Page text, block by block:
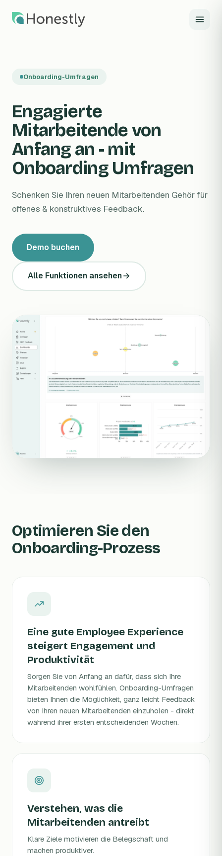
Onboarding-Umfragen
Engagierte
Mitarbeitende von
Anfang an - mit
Onboarding Umfragen
Schenken Sie Ihren neuen Mitarbeitenden Gehör für
offenes & konstruktives Feedback.
Demo buchen
Alle Funktionen ansehen
Optimieren Sie den
Onboarding-Prozess
Eine gute Employee Experience
steigert Engagement und
Produktivität
Sorgen Sie von Anfang an dafür, dass sich Ihre
Mitarbeitenden wohlfühlen. Onboarding-Umfragen
bieten Ihnen die Möglichkeit, ganz leicht Feedback
von Ihren neuen Mitarbeitenden einzuholen - direkt
während ihrer ersten entscheidenden Wochen.
Verstehen, was die
Mitarbeitenden antreibt
Klare Ziele motivieren die Belegschaft und
machen produktiver.